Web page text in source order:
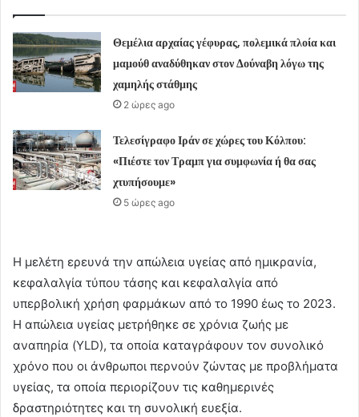
Θεμέλια αρχαίας γέφυρας, πολεμικά πλοία και
μαμούθ αναδύθηκαν στον Δούναβη λόγω της
χαμηλής στάθμης
2 ώρες ago
Τελεσίγραφο Ιράν σε χώρες του Κόλπου:
«Πιέστε τον Τραμπ για συμφωνία ή θα σας
χτυπήσουμε»
5 ώρες ago
Η μελέτη ερευνά την απώλεια υγείας από ημικρανία,
κεφαλαλγία τύπου τάσης και κεφαλαλγία από
υπερβολική χρήση φαρμάκων από το 1990 έως το 2023.
Η απώλεια υγείας μετρήθηκε σε χρόνια ζωής με
αναπηρία (YLD), τα οποία καταγράφουν τον συνολικό
χρόνο που οι άνθρωποι περνούν ζώντας με προβλήματα
υγείας, τα οποία περιορίζουν τις καθημερινές
δραστηριότητες και τη συνολική ευεξία.